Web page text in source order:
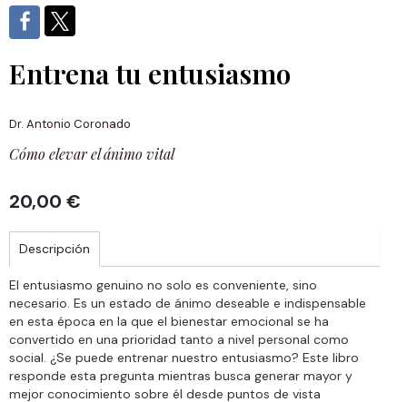
Entrena tu entusiasmo
Dr. Antonio Coronado
Cómo elevar el ánimo vital
20,00 €
Descripción
El entusiasmo genuino no solo es conveniente, sino
necesario. Es un estado de ánimo deseable e indispensable
en esta época en la que el bienestar emocional se ha
convertido en una prioridad tanto a nivel personal como
social. ¿Se puede entrenar nuestro entusiasmo? Este libro
responde esta pregunta mientras busca generar mayor y
mejor conocimiento sobre él desde puntos de vista